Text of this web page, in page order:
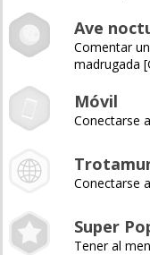
Ave
Comentar
madrugada
Móvil
Conectarse
Conectarse
Super
Tener al